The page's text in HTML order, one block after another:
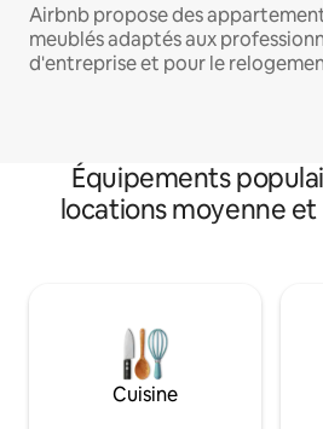
Airbnb propose des
meublés adaptés aux
d'entreprise et pour le
Équipements
locations moyenne
Cuisine